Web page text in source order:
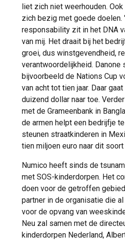
liet zich niet weerhouden.
zich bezig met goede doelen.
responsability zit in het DNA
van mij. Het draait bij het
groei, dus winstgevendheid,
verantwoordelijkheid. Danone
bijvoorbeeld de Nations Cup
van acht tot tien jaar. Daar
duizend dollar naar toe.
met de Grameenbank in
de armen helpt een bedrijfje
steunen straatkinderen in
tien miljoen euro naar dit soort
Numico heeft sinds de
met SOS-kinderdorpen. Het
doen voor de getroffen
partner in de organisatie die
voor de opvang van
Neu zal samen met de
kinderdorpen Nederland,